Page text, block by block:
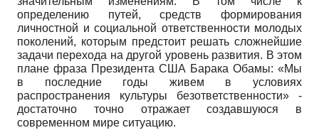
определению путей, средств формирования
личностной и социальной ответственности молодых
поколений, которым предстоит решать сложнейшие
задачи перехода на другой уровень развития. В этом
плане фраза Президента США Барака Обамы: «Мы
в последние годы живем в условиях
распространения культуры безответственности» -
достаточно точно отражает создавшуюся в
современном мире ситуацию.